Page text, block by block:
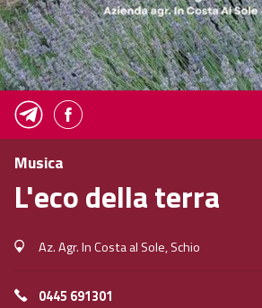
Musica
L'eco della terra
Az. Agr. In Costa al Sole, Schio
0445 691301